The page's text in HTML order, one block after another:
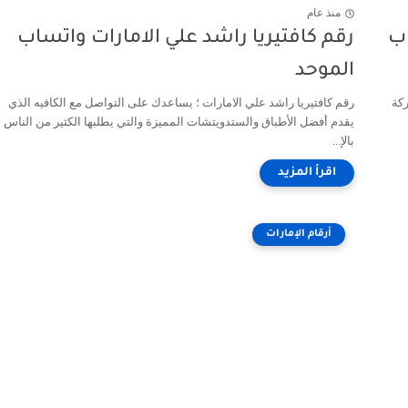
منذ عام
رقم كافتيريا راشد علي الامارات واتساب
الموحد
رقم كافتيريا راشد علي الامارات ؛ يساعدك على التواصل مع الكافيه الذي
يقدم أفضل الأطباق والستدويتشات المميزة والتي يطلبها الكثير من الناس
بالإ...
أرقام الإمارات